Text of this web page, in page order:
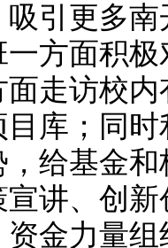
引更多
方面积
走访校
库；同
给基金
讲、创
金力量